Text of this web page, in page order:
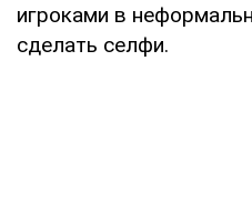
игроками в
сделать селфи.